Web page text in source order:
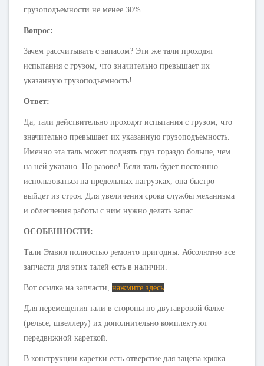
грузоподъемности не менее 30%.
Вопрос:
Зачем рассчитывать с запасом? Эти же тали проходят
испытания с грузом, что значительно превышает их
указанную грузоподъемность!
Ответ:
Да, тали действительно проходят испытания с грузом, что
значительно превышает их указанную грузоподъемность.
Именно эта таль может поднять груз гораздо больше, чем
на ней указано. Но разово! Если таль будет постоянно
использоваться на предельных нагрузках, она быстро
выйдет из строя. Для увеличения срока службы механизма
и облегчения работы с ним нужно делать запас.
ОСОБЕННОСТИ:
Тали Эмвил полностью ремонто пригодны. Абсолютно все
запчасти для этих талей есть в наличии.
Вот ссылка на запчасти, нажмите здесь
Для перемещения тали в стороны по двутавровой балке
(рельсе, швеллеру) их дополнительно комплектуют
передвижной кареткой.
В конструкции каретки есть отверстие для зацепа крюка